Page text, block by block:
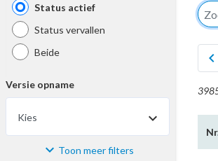
Status actief
Status vervallen
Beide
Versie opname
Kies
Materiaal Toon meer filters
chevron_left